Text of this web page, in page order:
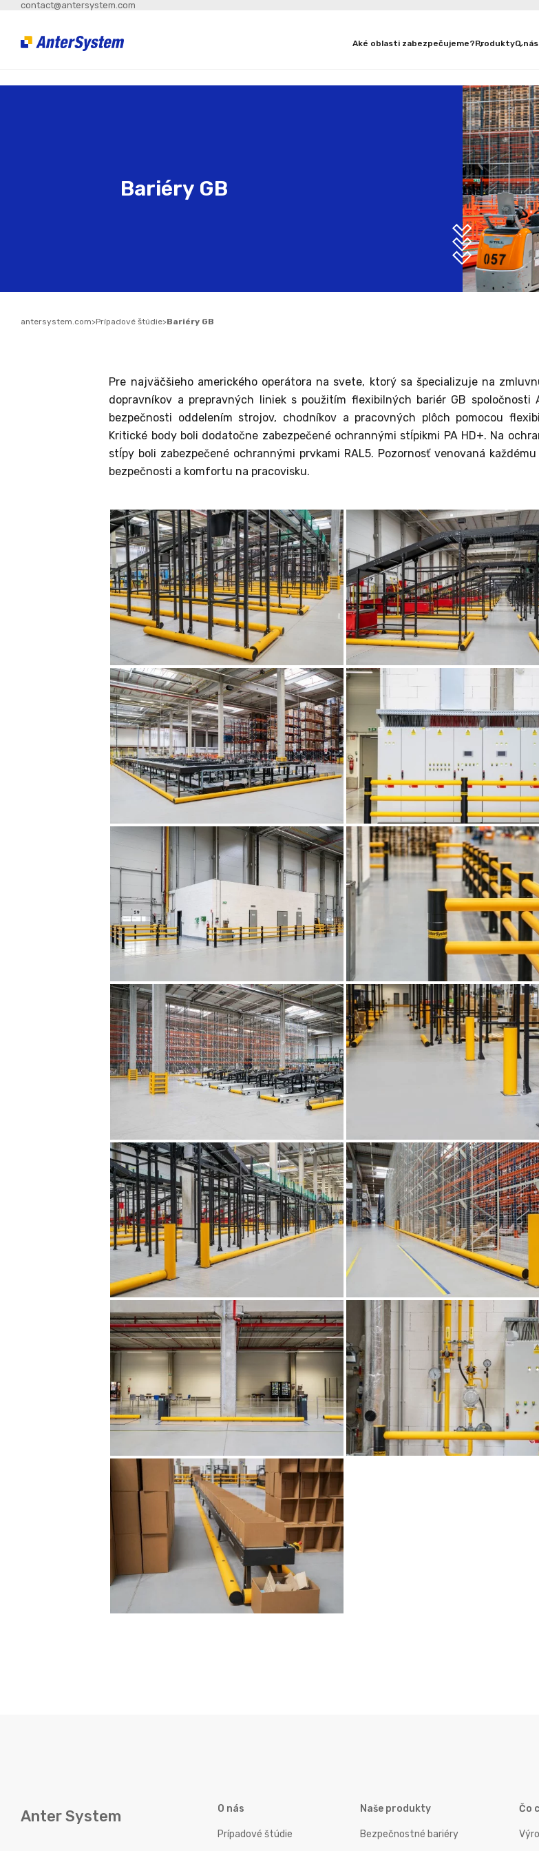
contact@antersystem.com
Aké oblasti zabezpečujeme?ProduktyO nás
Bariéry GB
antersystem.com>Prípadové štúdie>Bariéry GB
Pre najväčšieho amerického operátora na svete, ktorý sa špecializuje na
dopravníkov a prepravných liniek s použitím flexibilných bariér GB
bezpečnosti oddelením strojov, chodníkov a pracovných plôch pomocou
Kritické body boli dodatočne zabezpečené ochrannými stĺpikmi PA HD+. Na
stĺpy boli zabezpečené ochrannými prvkami RAL5. Pozornosť venovaná
bezpečnosti a komfortu na pracovisku.
Anter System O nás
Prípadové štúdie
Naše produkty
Bezpečnostné bariéry
Čo